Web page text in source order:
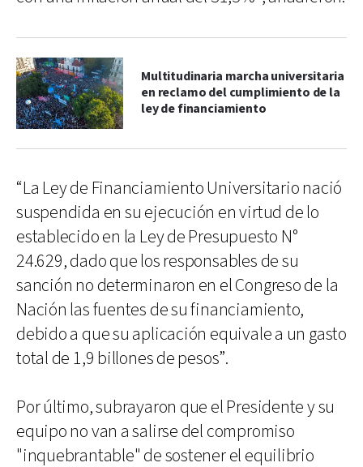
Multitudinaria marcha universitaria
en reclamo del cumplimiento de la
ley de financiamiento
“La Ley de Financiamiento Universitario nació
suspendida en su ejecución en virtud de lo
establecido en la Ley de Presupuesto N°
24.629, dado que los responsables de su
sanción no determinaron en el Congreso de la
Nación las fuentes de su financiamiento,
debido a que su aplicación equivale a un gasto
total de 1,9 billones de pesos”.
Por último, subrayaron que el Presidente y su
equipo no van a salirse del compromiso
"inquebrantable" de sostener el equilibrio